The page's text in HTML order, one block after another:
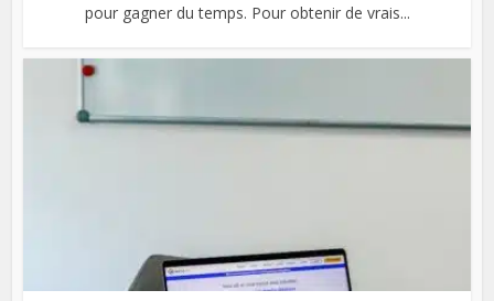
pour gagner du temps. Pour obtenir de vrais...